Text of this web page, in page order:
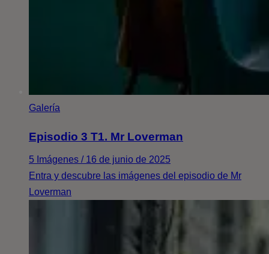
Galería
Episodio 3 T1. Mr Loverman
5 Imágenes / 16 de junio de 2025
Entra y descubre las imágenes del episodio de Mr
Loverman